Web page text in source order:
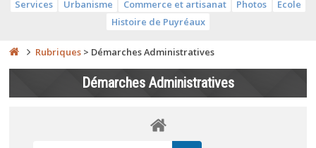
Services Urbanisme Commerce et artisanat Photos
Ecole
Histoire de Puyréaux
Rubriques > Démarches Administratives
Démarches Administratives